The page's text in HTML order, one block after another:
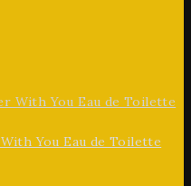
You Eau de Toilette